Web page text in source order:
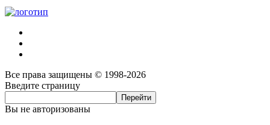
Все права защищены © 1998-2026
Введите страницу
Вы не авторизованы